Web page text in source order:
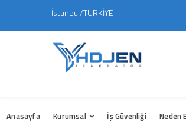
İstanbul/TÜRKİYE
Anasayfa Kurumsal İş Güvenliği Neden